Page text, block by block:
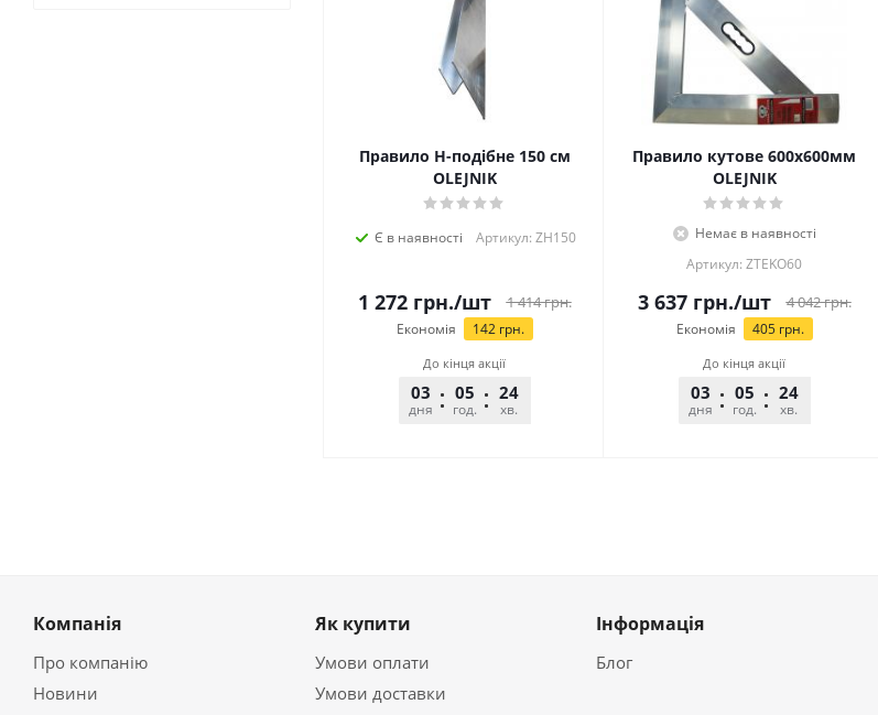
Правило H-подібне 150 см
OLEJNIK
Є в наявності Артикул: ZH150
1 272грн./шт 1 414грн.
Економія 142грн.
До кінця акції
03
дня
05
год.
24
хв.
Правило кутове 600х600мм
OLEJNIK
Немає в наявності
Артикул: ZTEKO60
3 637грн./шт 4 042грн.
Економія 405грн.
До кінця акції
03
дня
05
год.
24
хв.
Компанія
Про компанію
Новини
Як купити
Умови оплати
Умови доставки
Інформація
Блог